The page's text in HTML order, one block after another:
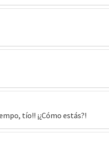
tío!! ¡¿Cómo estás?!